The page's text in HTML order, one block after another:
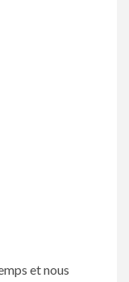
et nous